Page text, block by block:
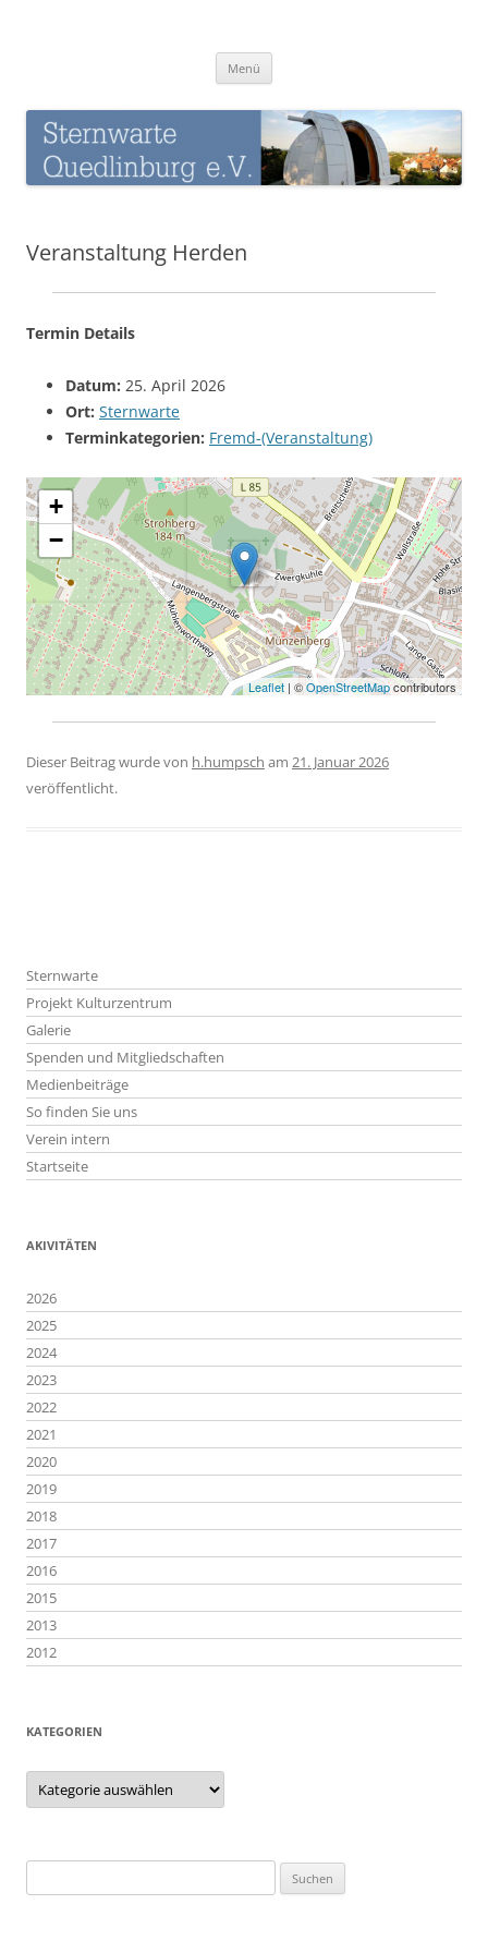
Menü
Veranstaltung Herden
Termin Details
Datum: 25. April 2026
Ort: Sternwarte
Terminkategorien: Fremd-(Veranstaltung)
+
−
Leaflet | ©OpenStreetMapcontributors
Dieser Beitrag wurdevon h.humpsch am 21. Januar 2026
veröffentlicht.
Sternwarte
Projekt Kulturzentrum
Galerie
Spenden und Mitgliedschaften
Medienbeiträge
So finden Sie uns
Verein intern
Startseite
AKIVITÄTEN
2026
2025
2024
2023
2022
2021
2020
2019
2018
2017
2016
2015
2013
2012
KATEGORIEN
Kategorien
nach: